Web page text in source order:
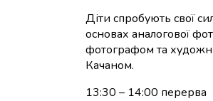
Діти спробують свої
основах аналогової
фотографом та
Качаном.
13:30 – 14:00 перерва